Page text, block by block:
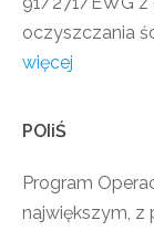
oczyszczania
więcej
POIiŚ
Program
największym, z